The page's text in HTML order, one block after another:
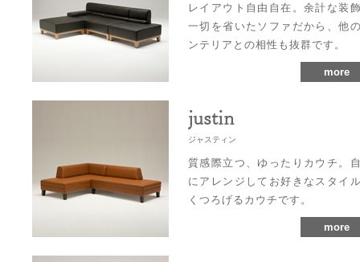
レイアウト自由自在。余計な装
一切を省いたソファだから、他
ンテリアとの相性も抜群です。
more
justin
ジャスティン
質感際立つ、ゆったりカウチ。
にアレンジしてお好きなスタイ
くつろげるカウチです。
more